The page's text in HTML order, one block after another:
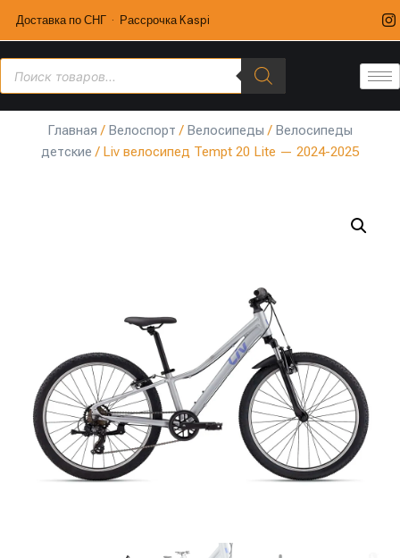
Доставка по СНГ · Рассрочка Kaspi
Главная / Велоспорт / Велосипеды / Велосипеды
детские / Liv велосипед Tempt 20 Lite — 2024-2025